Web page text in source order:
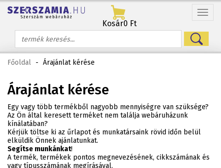
Menü
Kosár0 Ft
Főoldal - Árajánlat kérése
Árajánlat kérése
Egy vagy több termékből nagyobb mennyiségre van szüksége?
Az Ön által keresett terméket nem találja webáruházunk
kínálatában?
Kérjük töltse ki az űrlapot és munkatársaink rövid időn belül
elküldik Önnek ajánlatunkat.
Segítse munkánkat!
A termék, termékek pontos megnevezésének, cikkszámának és
vagy típusszámának megírásával.